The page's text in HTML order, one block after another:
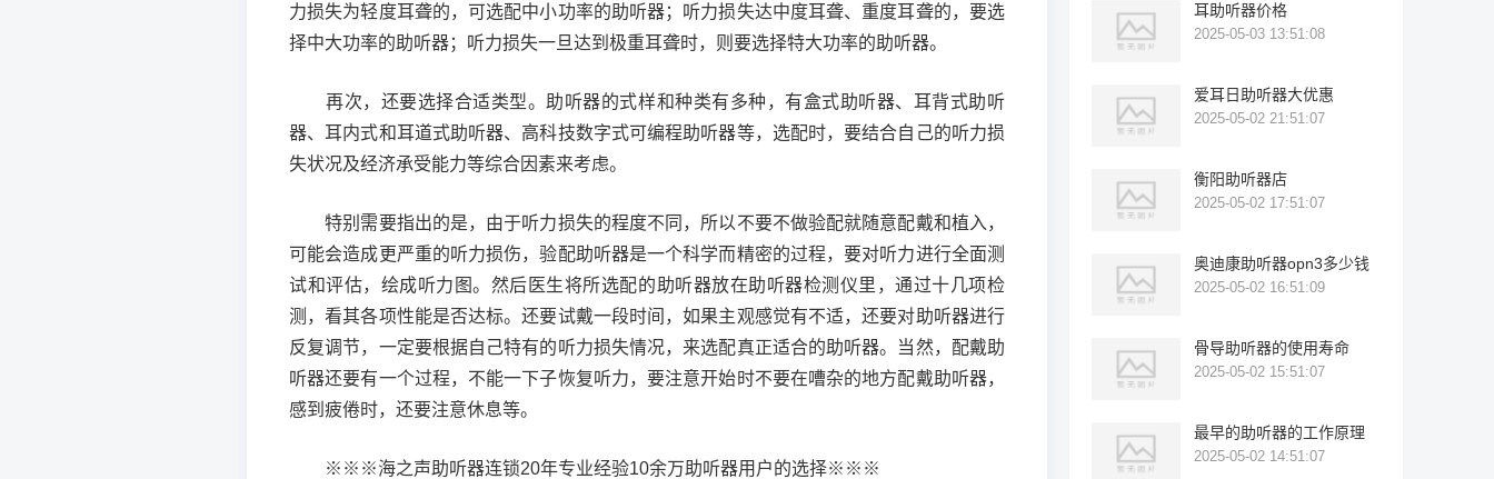
力损失为轻度耳聋的，可选配中小功率的助听器；听力损失达中度耳聋、重度耳聋的，要选
择中大功率的助听器；听力损失一旦达到极重耳聋时，则要选择特大功率的助听器。
再次，还要选择合适类型。助听器的式样和种类有多种，有盒式助听器、耳背式助听
器、耳内式和耳道式助听器、高科技数字式可编程助听器等，选配时，要结合自己的听力损
失状况及经济承受能力等综合因素来考虑。
特别需要指出的是，由于听力损失的程度不同，所以不要不做验配就随意配戴和植入，
可能会造成更严重的听力损伤，验配助听器是一个科学而精密的过程，要对听力进行全面测
试和评估，绘成听力图。然后医生将所选配的助听器放在助听器检测仪里，通过十几项检
测，看其各项性能是否达标。还要试戴一段时间，如果主观感觉有不适，还要对助听器进行
反复调节，一定要根据自己特有的听力损失情况，来选配真正适合的助听器。当然，配戴助
听器还要有一个过程，不能一下子恢复听力，要注意开始时不要在嘈杂的地方配戴助听器，
感到疲倦时，还要注意休息等。
※※※海之声助听器连锁20年专业经验10余万助听器用户的选择※※※
耳助听器价格
2025-05-03 13:51:08
爱耳日助听器大优惠
2025-05-02 21:51:07
衡阳助听器店
2025-05-02 17:51:07
奥迪康助听器opn3多少钱
2025-05-02 16:51:09
骨导助听器的使用寿命
2025-05-02 15:51:07
最早的助听器的工作原理
2025-05-02 14:51:07